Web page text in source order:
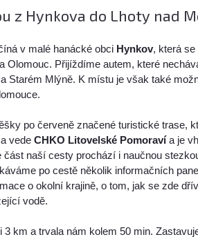
z Hynkova do Lhoty nad
v malé hanácké obci Hynkov, která
Olomouc. Přijíždíme autem, které
Starém Mlýně. K místu je však také
po červeně značené turistické trase,
vedeCHKO Litovelské Pomoravía je
naší cesty prochází i naučnou
po cestě několik informačních
o okolní krajině, o tom, jak se zde
vodě.
3 km a trvala nám kolem 50 min.